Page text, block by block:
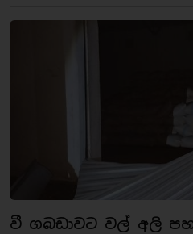
වී ගබඩාවට වල් අලි